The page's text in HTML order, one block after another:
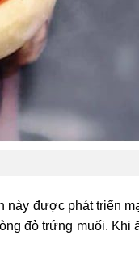
này được phát triển
đỏ trứng muối. Khi